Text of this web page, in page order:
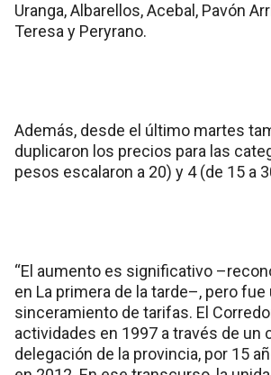
Uranga, Albarellos, Acebal, Pavón
Teresa y Peryrano.
Además, desde el último martes
duplicaron los precios para las
pesos escalaron a 20) y 4 (de 15 a
“El aumento es significativo
en La primera de la tarde–, pero fue
sinceramiento de tarifas. El
actividades en 1997 a través de un
delegación de la provincia, por 15